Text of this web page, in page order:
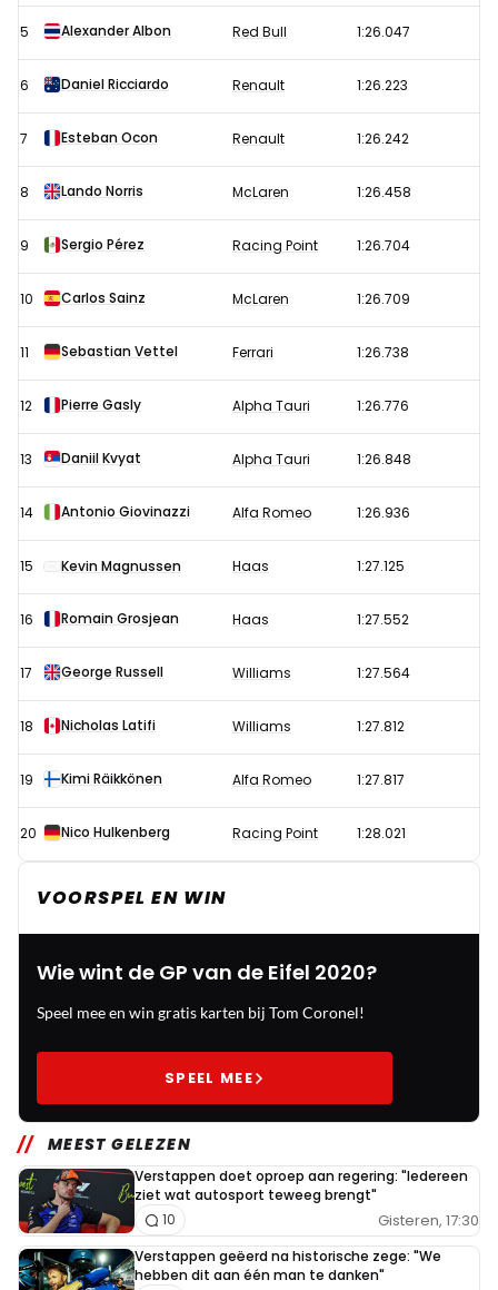
2020
5 Alexander Albon Red Bull 1:26.047
6 Daniel Ricciardo Renault 1:26.223
7 Esteban Ocon Renault 1:26.242
8 Lando Norris McLaren 1:26.458
9 Sergio Pérez Racing Point 1:26.704
10 Carlos Sainz McLaren 1:26.709
11 Sebastian Vettel Ferrari 1:26.738
12 Pierre Gasly Alpha Tauri 1:26.776
13 Daniil Kvyat Alpha Tauri 1:26.848
14 Antonio Giovinazzi Alfa Romeo 1:26.936
15 Kevin Magnussen Haas 1:27.125
16 Romain Grosjean Haas 1:27.552
17 George Russell Williams 1:27.564
18 Nicholas Latifi Williams 1:27.812
19 Kimi Räikkönen Alfa Romeo 1:27.817
20 Nico Hulkenberg Racing Point 1:28.021
VOORSPEL EN WIN
Wie wint de GP van de Eifel 2020?
Speel mee en win gratis karten bij Tom Coronel!
SPEEL MEE
MEEST GELEZEN
Verstappen doet oproep aan regering: "Iedereen
ziet wat autosport teweeg brengt"
Gisteren, 17:30
10
Verstappen geëerd na historische zege: "We
hebben dit aan één man te danken"